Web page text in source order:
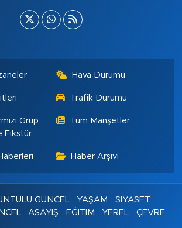
Hava Durumu
Trafik Durumu
Grup
Fikstür
Tüm Manşetler
Haber Arşivi
GÜNCEL YAŞAM
SİYASET
ASAYİŞ EĞİTİM YEREL ÇEVRE